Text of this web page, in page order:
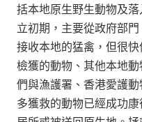
括本地原生野生動物及
立初期，主要從政府部
接收本地的猛禽，但很
檢獲的動物、其他本地
們與漁護署、香港愛護
多獲救的動物已經成功